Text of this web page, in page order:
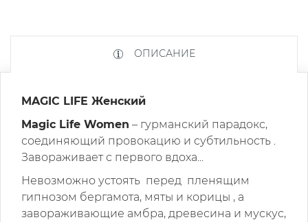
ОПИСАНИЕ
MAGIC LIFE Женский
Magic Life Women – гурманский парадокс,
соединяющий провокацию и субтильность .
Завораживает с первого вдоха...
Невозможно устоять перед пленящим
гипнозом бергамота, мяты и корицы , а
завораживающие амбра, древесина и мускус,